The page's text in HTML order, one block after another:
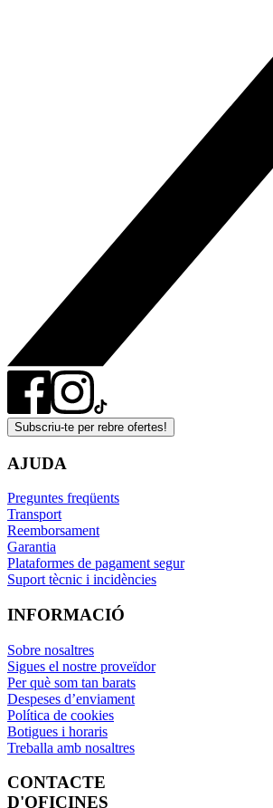
Subscriu-te per rebre ofertes!
AJUDA
Preguntes freqüents
Transport
Reemborsament
Garantia
Plataformes de pagament segur
Suport tècnic i incidències
INFORMACIÓ
Sobre nosaltres
Sigues el nostre proveïdor
Per què som tan barats
Despeses d’enviament
Política de cookies
Botigues i horaris
Treballa amb nosaltres
CONTACTE
D'OFICINES